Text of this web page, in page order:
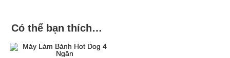
Có thể bạn thích…